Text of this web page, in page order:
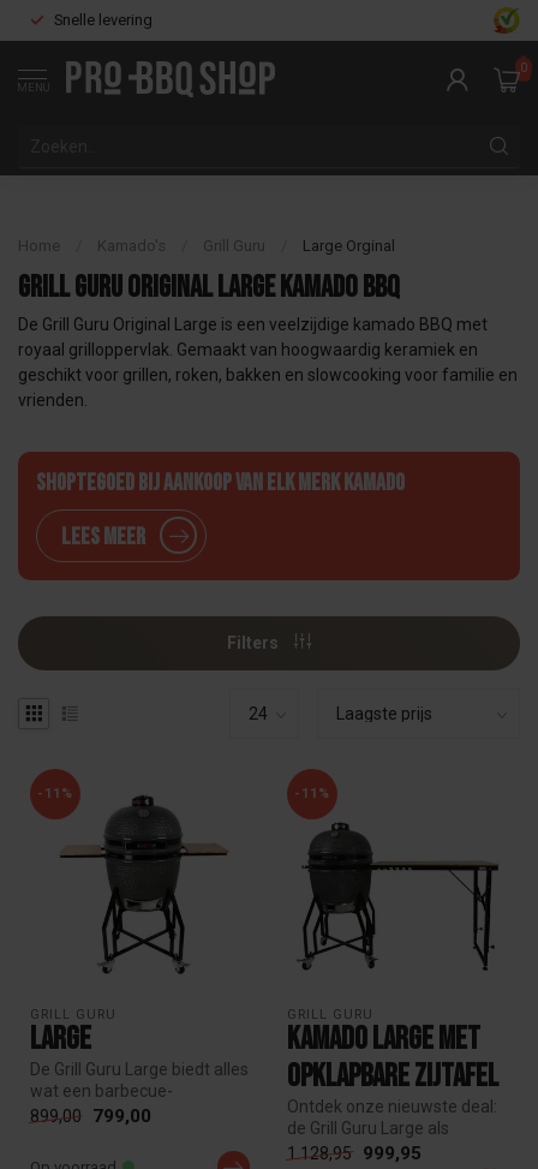
Snelle levering
MENU
0
Home Kamado's Grill Guru Large Orginal
Grill Guru Original Large kamado BBQ
De Grill Guru Original Large is een veelzijdige kamado BBQ met
royaal grilloppervlak. Gemaakt van hoogwaardig keramiek en
geschikt voor grillen, roken, bakken en slowcooking voor familie en
vrienden.
Shoptegoed bij aankoop van elk merk Kamado
Lees meer
Filters
-11%
GRILL GURU
Large
De Grill Guru Large biedt alles
wat een barbecue-
enthousiast zich kan
899,00 799,00
-11%
GRILL GURU
Kamado Large met
opklapbare zijtafel
Ontdek onze nieuwste deal:
de Grill Guru Large als
complete set met Extended
1.128,95 999,95